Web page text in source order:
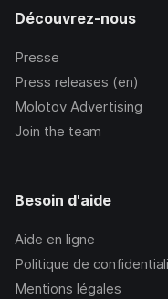
Découvrez-nous
Presse
Press releases (en)
Molotov Advertising
Join the team
Besoin d'aide
Aide en ligne
Politique de
Mentions légales